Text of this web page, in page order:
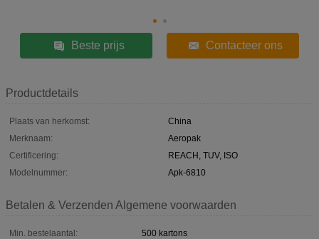
Beste prijs Contacteer ons
Productdetails
Plaats van herkomst:
China
Merknaam:
Aeropak
Certificering:
REACH, TUV, ISO
Modelnummer:
Apk-6810
Betalen & Verzenden Algemene voorwaarden
Min. bestelaantal:
500 kartons